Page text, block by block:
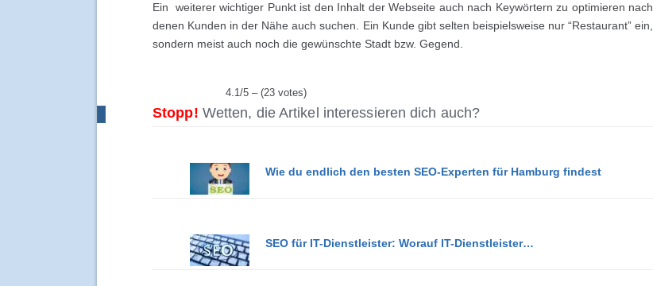
Ein weiterer wichtiger Punkt ist den Inhalt der Webseite auch nach Keywörtern zu optimieren nach
denen Kunden in der Nähe auch suchen. Ein Kunde gibt selten beispielsweise nur “Restaurant” ein,
sondern meist auch noch die gewünschte Stadt bzw. Gegend.
4.1/5 – (23 votes)
Stopp! Wetten, die Artikel interessieren dich auch?
Wie du endlich den besten SEO-Experten für Hamburg findest
SEO für IT-Dienstleister: Worauf IT-Dienstleister…